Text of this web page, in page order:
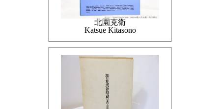
北園克衛
Katsue Kitasono